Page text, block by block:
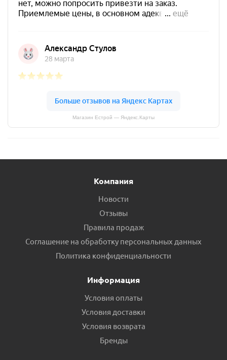
Магазин Естрой — Яндекс.Карты
Компания
Новости
Отзывы
Правила продаж
Соглашение на обработку персональных данных
Политика конфиденциальности
Информация
Условия оплаты
Условия доставки
Условия возврата
Бренды